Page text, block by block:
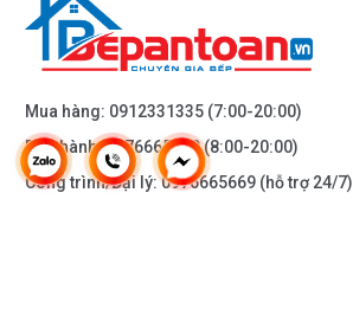
Mua hàng: 0912331335 (7:00-20:00)
Bảo hành:0976665669(8:00-20:00)
Công trình/Đại lý:0976665669 (hỗ trợ 24/7)